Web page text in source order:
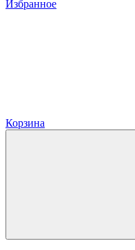
Избранное
Корзина